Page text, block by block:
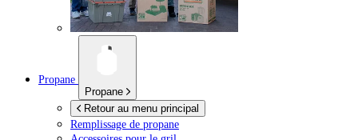
Propane
Propane
Retour au menu principal
Remplissage de propane